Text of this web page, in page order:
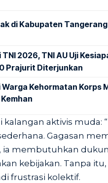
di Kabupaten
2026, TNI AU Uji
Prajurit Diterjunkan
Kehormatan Korps
kalangan aktivis muda:
Gagasan
ia membutuhkan
kebijakan. Tanpa
frustrasi kolektif.